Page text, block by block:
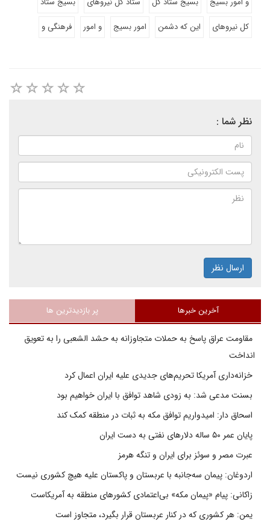
کل نیروهای
این که دشمن امور بسیج و امور فرهنگی و
نظر شما :
ارسال نظر
آخرین خبرها پر بازدیدترین ها
مقاومت عراق پاسخ به حملات متجاوزانه به حشد الشعبی را به تعویق
انداخت
خزانه‌داری آمریکا تحریم‌های جدیدی علیه ایران اعمال کرد
بسنت مدعی شد: به زودی شاهد توافق با ایران خواهیم بود
اسحاق دار: امیدواریم توافق مکه به ثبات در منطقه کمک کند
پایان عمر ۵۰ ساله دلارهای نفتی به دست ایران
عبرت مصر و سوئز برای ایران و تنگه هرمز
اردوغان: پیمان سه‌جانبه با عربستان و پاکستان علیه هیچ کشوری نیست
زاکانی: پیام «پیمان مکه» بی‌اعتمادی کشورهای منطقه به آمریکاست
یمن: هر کشوری که در کنار عربستان قرار بگیرد، متجاوز است